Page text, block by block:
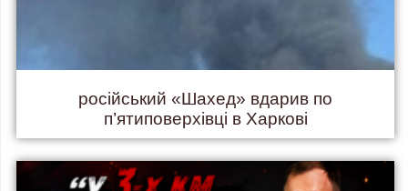
російський «Шахед» вдарив по
п’ятиповерхівці в Харкові